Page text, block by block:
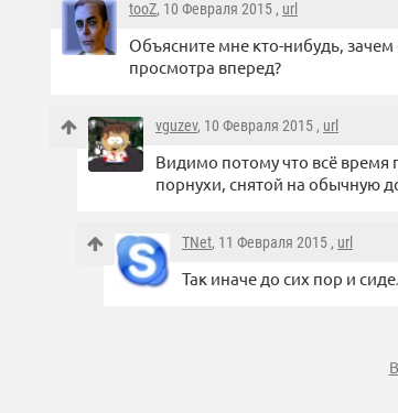
tooZ, 10 Февраля 2015 , url
Объясните мне кто-нибудь,
просмотра вперед?
vguzev, 10 Февраля 2015 , url
Видимо потому что всё
порнухи, снятой на обычную
TNet, 11 Февраля 2015 , url
Так иначе до сих пор и